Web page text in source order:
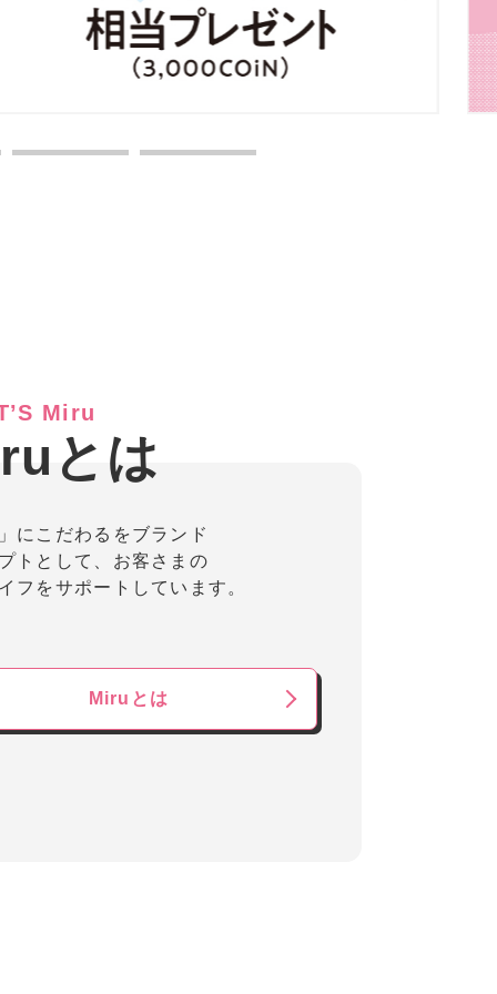
Miru
とは
にこだわるをブランド
トとして、お客さまの
フをサポートしています。
Miruとは